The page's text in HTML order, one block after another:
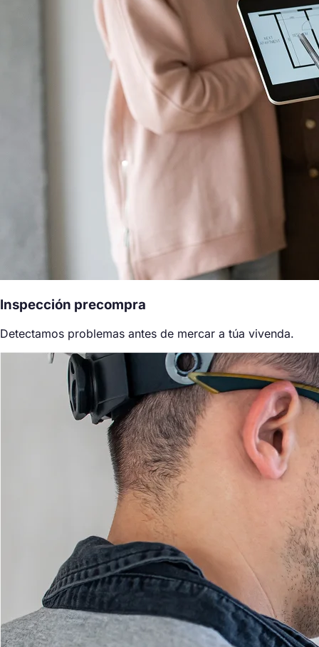
Inspección precompra
Detectamos problemas antes de mercar a túa vivenda.